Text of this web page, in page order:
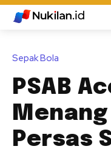
Sepak Bola
PSAB
Persas